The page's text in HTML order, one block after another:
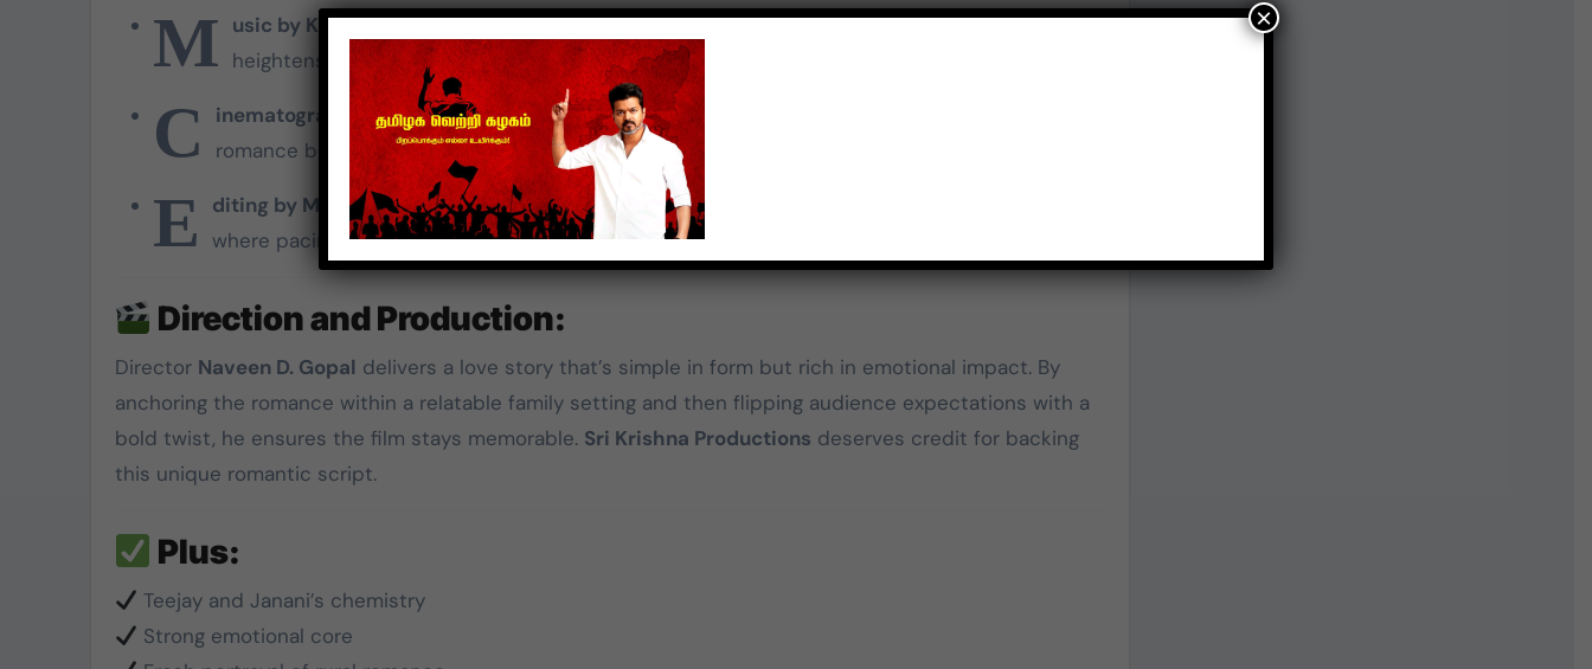
M usic by Kiran Joshis a major asset, with melodies that linger and background score that
heightens emotion.
C inematography by Markey Chaibeautifully captures the rural setting and the delicate
romance between the lead pair.
E diting by Manimarankeeps the film engaging and avoids clichés, especially in the latter half
where pacing is crucial.
Direction and Production:
Director Naveen D. Gopal delivers a love story that’s simple in form but rich in emotional impact. By
anchoring the romance within a relatable family setting and then flipping audience expectations with a
bold twist, he ensures the film stays memorable. Sri Krishna Productions deserves credit for backing
this unique romantic script.
Plus:
Teejay and Janani’s chemistry
Strong emotional core
×